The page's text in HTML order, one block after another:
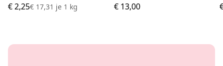
€ 2,25€ 17,31 je 1 kg € 13,00